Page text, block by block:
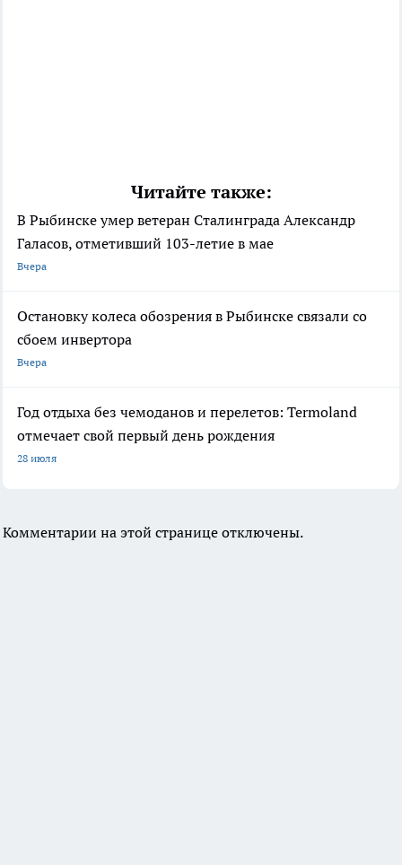
Читайте также:
В Рыбинске умер ветеран Сталинграда Александр
Галасов, отметивший 103-летие в мае
Вчера
Остановку колеса обозрения в Рыбинске связали со
сбоем инвертора
Вчера
Год отдыха без чемоданов и перелетов: Termoland
отмечает свой первый день рождения
28 июля
Комментарии на этой странице отключены.